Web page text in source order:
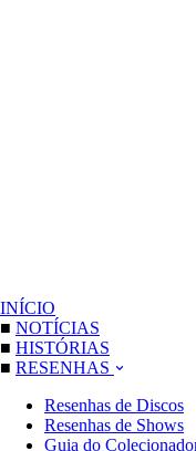
INÍCIO
■ NOTÍCIAS
■ HISTÓRIAS
■ RESENHAS
Resenhas de Discos
Resenhas de Shows
Guia do